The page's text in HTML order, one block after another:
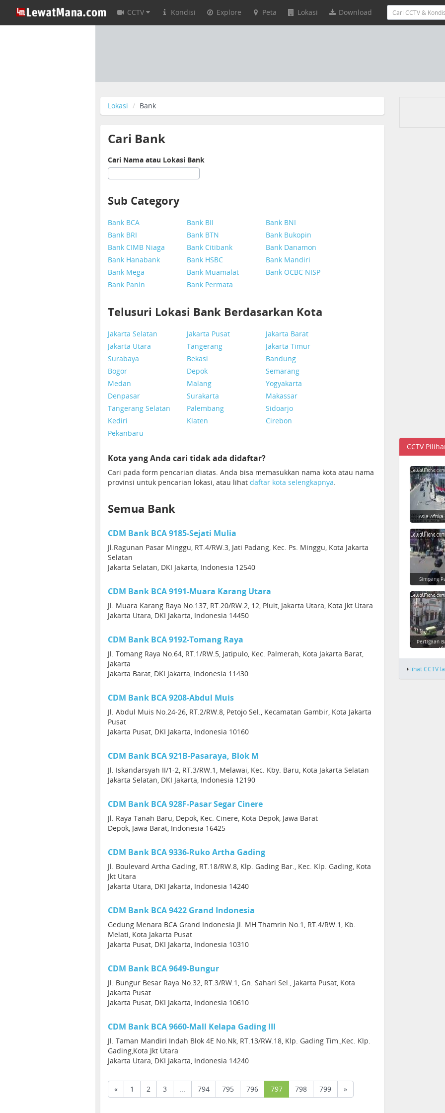
CCTV Kondisi Explore Peta Lokasi Download
Lokasi Bank
Cari Bank
Cari Nama atau Lokasi Bank
Sub Category
Bank BCA Bank BII
Bank BNI
Bank BRI
Bank BTN
Bank Bukopin
Bank CIMB Niaga
Bank Citibank
Bank Danamon
Bank Hanabank
Bank HSBC
Bank Mandiri
Bank Mega
Bank Muamalat
Bank OCBC NISP
Bank Panin
Bank Permata
Telusuri Lokasi Bank Berdasarkan Kota
Jakarta Selatan Jakarta Pusat
Jakarta Barat
Jakarta Utara
Tangerang
Jakarta Timur
Surabaya
Bekasi
Bandung
Bogor
Depok
Semarang
Medan
Malang
Yogyakarta
Denpasar
Surakarta
Makassar
Tangerang Selatan
Palembang
Sidoarjo
Kediri
Klaten
Cirebon
Pekanbaru
Kota yang Anda cari tidak ada didaftar?
Cari pada form pencarian diatas. Anda bisa memasukkan nama kota atau nama
provinsi untuk pencarian lokasi, atau lihat daftar kota selengkapnya.
Semua Bank
CDM Bank BCA 9185-Sejati Mulia
Jl.Ragunan Pasar Minggu, RT.4/RW.3, Jati Padang, Kec. Ps. Minggu, Kota Jakarta
Selatan
Jakarta Selatan, DKI Jakarta, Indonesia 12540
CDM Bank BCA 9191-Muara Karang Utara
Jl. Muara Karang Raya No.137, RT.20/RW.2, 12, Pluit, Jakarta Utara, Kota Jkt Utara
Jakarta Utara, DKI Jakarta, Indonesia 14450
CDM Bank BCA 9192-Tomang Raya
Jl. Tomang Raya No.64, RT.1/RW.5, Jatipulo, Kec. Palmerah, Kota Jakarta Barat,
Jakarta
Jakarta Barat, DKI Jakarta, Indonesia 11430
CDM Bank BCA 9208-Abdul Muis
Jl. Abdul Muis No.24-26, RT.2/RW.8, Petojo Sel., Kecamatan Gambir, Kota Jakarta
Pusat
Jakarta Pusat, DKI Jakarta, Indonesia 10160
CDM Bank BCA 921B-Pasaraya, Blok M
Jl. Iskandarsyah II/1-2, RT.3/RW.1, Melawai, Kec. Kby. Baru, Kota Jakarta Selatan
Jakarta Selatan, DKI Jakarta, Indonesia 12190
CDM Bank BCA 928F-Pasar Segar Cinere
Jl. Raya Tanah Baru, Depok, Kec. Cinere, Kota Depok, Jawa Barat
Depok, Jawa Barat, Indonesia 16425
CDM Bank BCA 9336-Ruko Artha Gading
Jl. Boulevard Artha Gading, RT.18/RW.8, Klp. Gading Bar., Kec. Klp. Gading, Kota
Jkt Utara
Jakarta Utara, DKI Jakarta, Indonesia 14240
CDM Bank BCA 9422 Grand Indonesia
Gedung Menara BCA Grand Indonesia Jl. MH Thamrin No.1, RT.4/RW.1, Kb.
Melati, Kota Jakarta Pusat
Jakarta Pusat, DKI Jakarta, Indonesia 10310
CDM Bank BCA 9649-Bungur
Jl. Bungur Besar Raya No.32, RT.3/RW.1, Gn. Sahari Sel., Jakarta Pusat, Kota
Jakarta Pusat
Jakarta Pusat, DKI Jakarta, Indonesia 10610
CDM Bank BCA 9660-Mall Kelapa Gading III
Jl. Taman Mandiri Indah Blok 4E No.Nk, RT.13/RW.18, Klp. Gading Tim.,Kec. Klp.
Gading,Kota Jkt Utara
Jakarta Utara, DKI Jakarta, Indonesia 14240
« 1 2 3 ... 794 795 796 797(current)
798 799 »
CCTV
Asia
Simpang
Pertigaan
lihat CCTV